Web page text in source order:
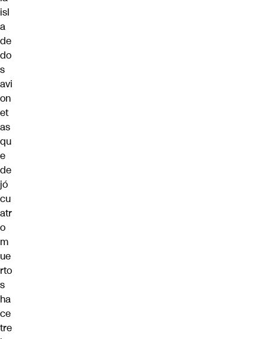
isl
a
de
do
s
avi
on
et
as
qu
e
de
jó
cu
atr
o
m
ue
rto
s
ha
ce
tre